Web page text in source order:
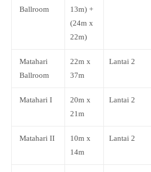
Ballroom
13m) +
(24m x
22m)
Matahari
Ballroom
22m x
37m
Lantai 2
Matahari I
20m x
21m
Lantai 2
Matahari II
10m x
14m
Lantai 2